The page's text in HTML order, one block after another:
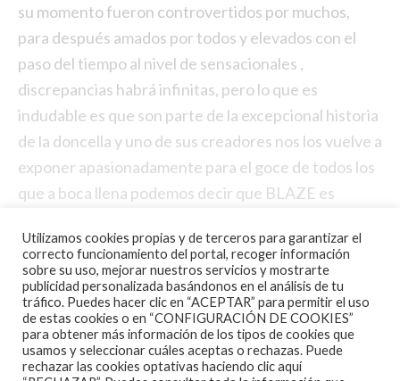
su momento fueron controvertidos por muchos,
para después amados por todos y elevados con el
paso del tiempo al nivel de sensacionales ,
discrepancias habrá infinitas, pero lo que es
indudable es que son parte de la excepcional historia
de la doncella y uno de sus creadores nos los vuelve a
exponer apasionadamente para el goce de todos los
que a boca llena podemos decir que BLAZE es
fortuna que desdicha BLAZE es el tercer cantante
de la banda mas reverenciada del planeta…IRON
MAIDEN así que simplemente millones de gracias y
… UP THE BLAZE !!
Utilizamos cookies propias y de terceros para garantizar el
correcto funcionamiento del portal, recoger información
sobre su uso, mejorar nuestros servicios y mostrarte
publicidad personalizada basándonos en el análisis de tu
tráfico. Puedes hacer clic en “ACEPTAR” para permitir el uso
de estas cookies o en “CONFIGURACIÓN DE COOKIES”
para obtener más información de los tipos de cookies que
usamos y seleccionar cuáles aceptas o rechazas. Puede
rechazar las cookies optativas haciendo clic aquí